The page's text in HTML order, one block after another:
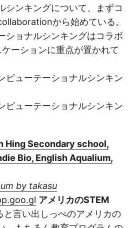
シンキングについて、まずコ
から始めている。
ショナルシンキングはコラボ
ーションに重点が置かれて
ピューテーショナルシンキン
ピューテーショナルシンキン
Hing Secondary school,
Bio, English Aqualium,
by takasu
アメリカのSTEM
と言い出しっぺのアメリカの